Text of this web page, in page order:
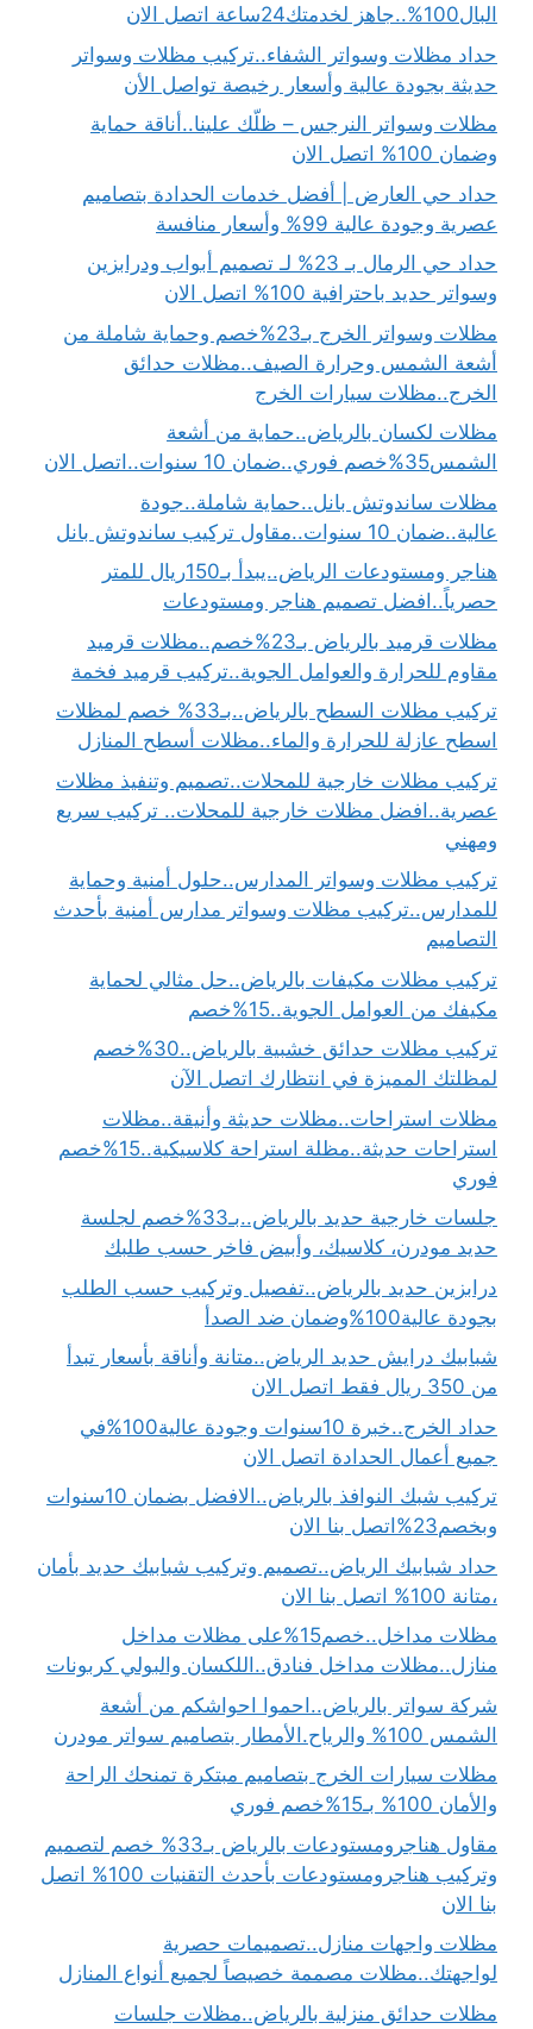
البال100%..جاهز لخدمتك24ساعة اتصل الان
حداد مظلات وسواتر الشفاء..تركيب مظلات وسواتر
حديثة بجودة عالية وأسعار رخيصة تواصل الأن
مظلات وسواتر النرجس – ظلّك علينا..أناقة حماية
وضمان 100% اتصل الان
حداد حي العارض | أفضل خدمات الحدادة بتصاميم
عصرية وجودة عالية 99% وأسعار منافسة
حداد حي الرمال بـ 23% لـ تصميم أبواب ودرابزين
وسواتر حديد باحترافية 100% اتصل الان
مظلات وسواتر الخرج بـ23%خصم وحماية شاملة من
أشعة الشمس وحرارة الصيف..مظلات حدائق
الخرج..مظلات سيارات الخرج
مظلات لكسان بالرياض..حماية من أشعة
الشمس35%خصم فوري..ضمان 10 سنوات..اتصل الان
مظلات ساندوتش بانل..حماية شاملة..جودة
عالية..ضمان 10 سنوات..مقاول تركيب ساندوتش بانل
هناجر ومستودعات الرياض..يبدأ بـ150ريال للمتر
حصرياً..افضل تصميم هناجر ومستودعات
مظلات قرميد بالرياض بـ23%خصم..مظلات قرميد
مقاوم للحرارة والعوامل الجوية..تركيب قرميد فخمة
تركيب مظلات السطح بالرياض..بـ33% خصم لمظلات
اسطح عازلة للحرارة والماء..مظلات أسطح المنازل
تركيب مظلات خارجية للمحلات..تصميم وتنفيذ مظلات
عصرية..افضل مظلات خارجية للمحلات.. تركيب سريع
ومهني
تركيب مظلات وسواتر المدارس..حلول أمنية وحماية
للمدارس..تركيب مظلات وسواتر مدارس أمنية بأحدث
التصاميم
تركيب مظلات مكيفات بالرياض..حل مثالي لحماية
مكيفك من العوامل الجوية..15%خصم
تركيب مظلات حدائق خشبية بالرياض..30%خصم
لمظلتك المميزة في انتظارك اتصل الآن
مظلات استراحات..مظلات حديثة وأنيقة..مظلات
استراحات حديثة..مظلة استراحة كلاسيكية..15%خصم
فوري
جلسات خارجية حديد بالرياض..بـ33%خصم لجلسة
حديد مودرن، كلاسيك، وأبيض فاخر حسب طلبك
درابزين حديد بالرياض..تفصيل وتركيب حسب الطلب
بجودة عالية100%وضمان ضد الصدأ
شبابيك درايش حديد الرياض..متانة وأناقة بأسعار تبدأ
من 350 ريال فقط اتصل الان
حداد الخرج..خبرة 10سنوات وجودة عالية100%في
جميع أعمال الحدادة اتصل الان
تركيب شبك النوافذ بالرياض..الافضل بضمان 10سنوات
وبخصم23%اتصل بنا الان
حداد شبابيك الرياض..تصميم وتركيب شبابيك حديد بأمان
،متانة 100% اتصل بنا الان
مظلات مداخل..خصم15%على مظلات مداخل
منازل..مظلات مداخل فنادق..اللكسان والبولي كربونات
شركة سواتر بالرياض..احموا احواشكم من أشعة
الشمس 100% والرياح.الأمطار بتصاميم سواتر مودرن
مظلات سيارات الخرج بتصاميم مبتكرة تمنحك الراحة
والأمان 100% بـ15%خصم فوري
مقاول هناجرومستودعات بالرياض بـ33% خصم لتصميم
وتركيب هناجرومستودعات بأحدث التقنيات 100% اتصل
بنا الان
مظلات واجهات منازل..تصميمات حصرية
لواجهتك..مظلات مصممة خصيصاً لجميع أنواع المنازل
مظلات حدائق منزلية بالرياض..مظلات جلسات